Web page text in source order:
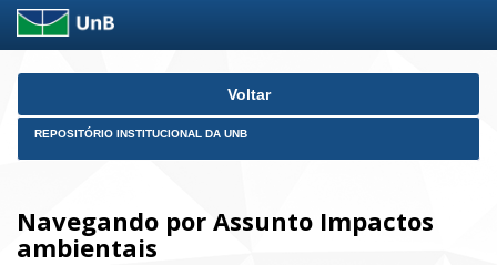
Skip
Voltar
REPOSITÓRIO INSTITUCIONAL DA UNB
Navegando por Assunto Impactos
ambientais